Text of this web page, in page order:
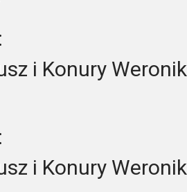
i Konury
i Konury